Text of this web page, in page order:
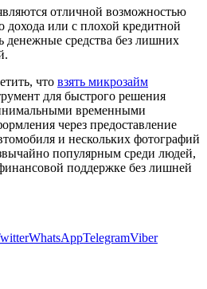
отличной возможностью
дохода или с плохой кредитной
денежные средства без лишних
что взять микрозайм
для быстрого решения
временными
через предоставление
и нескольких фотографий
популярным среди людей,
поддержке без лишней
WhatsAppTelegramViber